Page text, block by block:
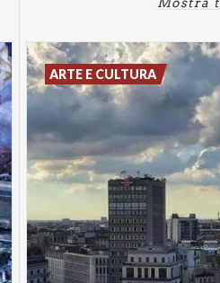
ARTE E CULTURA